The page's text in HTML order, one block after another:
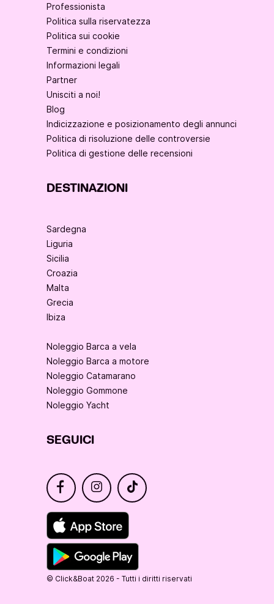
Professionista
Politica sulla riservatezza
Politica sui cookie
Termini e condizioni
Informazioni legali
Partner
Unisciti a noi!
Blog
Indicizzazione e posizionamento degli annunci
Politica di risoluzione delle controversie
Politica di gestione delle recensioni
DESTINAZIONI
Sardegna
Liguria
Sicilia
Croazia
Malta
Grecia
Ibiza
Noleggio Barca a vela
Noleggio Barca a motore
Noleggio Catamarano
Noleggio Gommone
Noleggio Yacht
SEGUICI
© Click&Boat 2026 - Tutti i diritti riservati